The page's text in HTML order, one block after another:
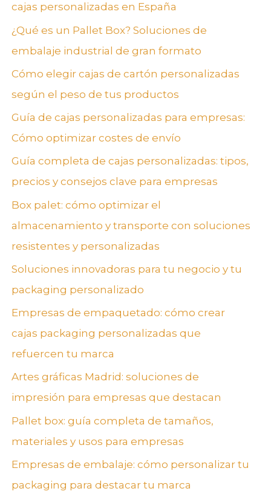
cajas personalizadas en España
¿Qué es un Pallet Box? Soluciones de
embalaje industrial de gran formato
Cómo elegir cajas de cartón personalizadas
según el peso de tus productos
Guía de cajas personalizadas para empresas:
Cómo optimizar costes de envío
Guía completa de cajas personalizadas: tipos,
precios y consejos clave para empresas
Box palet: cómo optimizar el
almacenamiento y transporte con soluciones
resistentes y personalizadas
Soluciones innovadoras para tu negocio y tu
packaging personalizado
Empresas de empaquetado: cómo crear
cajas packaging personalizadas que
refuercen tu marca
Artes gráficas Madrid: soluciones de
impresión para empresas que destacan
Pallet box: guía completa de tamaños,
materiales y usos para empresas
Empresas de embalaje: cómo personalizar tu
packaging para destacar tu marca